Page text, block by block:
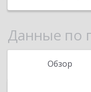
Данные по
Обзор